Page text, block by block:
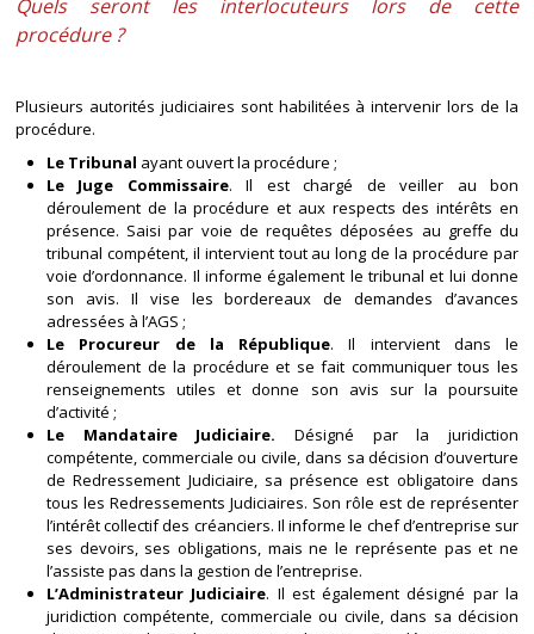
Quels seront les interlocuteurs lors de cette
procédure ?
Plusieurs autorités judiciaires sont habilitées à intervenir lors de la
procédure.
Le Tribunal ayant ouvert la procédure ;
Le Juge Commissaire. Il est chargé de veiller au bon
déroulement de la procédure et aux respects des intérêts en
présence. Saisi par voie de requêtes déposées au greffe du
tribunal compétent, il intervient tout au long de la procédure par
voie d’ordonnance. Il informe également le tribunal et lui donne
son avis. Il vise les bordereaux de demandes d’avances
adressées à l’AGS ;
Le Procureur de la République. Il intervient dans le
déroulement de la procédure et se fait communiquer tous les
renseignements utiles et donne son avis sur la poursuite
d’activité ;
Le Mandataire Judiciaire. Désigné par la juridiction
compétente, commerciale ou civile, dans sa décision d’ouverture
de Redressement Judiciaire, sa présence est obligatoire dans
tous les Redressements Judiciaires. Son rôle est de représenter
l’intérêt collectif des créanciers. Il informe le chef d’entreprise sur
ses devoirs, ses obligations, mais ne le représente pas et ne
l’assiste pas dans la gestion de l’entreprise.
L’Administrateur Judiciaire. Il est également désigné par la
juridiction compétente, commerciale ou civile, dans sa décision